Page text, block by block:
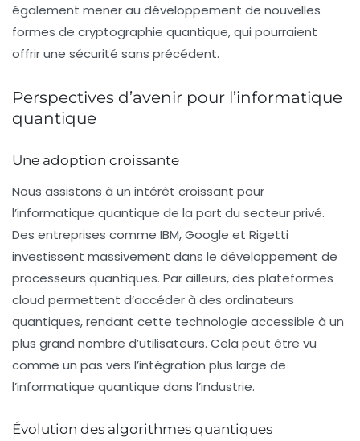
également mener au développement de nouvelles
formes de cryptographie quantique, qui pourraient
offrir une sécurité sans précédent.
Perspectives d’avenir pour l’informatique
quantique
Une adoption croissante
Nous assistons à un intérêt croissant pour
l’informatique quantique de la part du secteur privé.
Des entreprises comme IBM, Google et Rigetti
investissent massivement dans le développement de
processeurs quantiques. Par ailleurs, des plateformes
cloud permettent d’accéder à des ordinateurs
quantiques, rendant cette technologie accessible à un
plus grand nombre d’utilisateurs. Cela peut être vu
comme un pas vers l’intégration plus large de
l’informatique quantique dans l’industrie.
Évolution des algorithmes quantiques